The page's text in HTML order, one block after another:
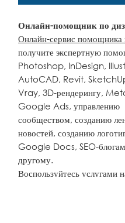
Онлайн-помощник по
Онлайн-сервис помощника
получите экспертную
Photoshop, InDesign,
AutoCAD, Revit,
Vray, 3D-рендерингу,
Google Ads, управлению
сообществом, созданию
новостей, созданию
Google Docs, SEO-блогам
другому.
Воспользуйтесь услугами